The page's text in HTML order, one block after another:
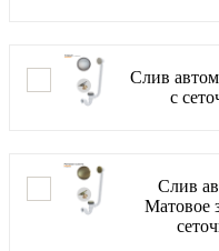
Слив
с
Слив
Матовое